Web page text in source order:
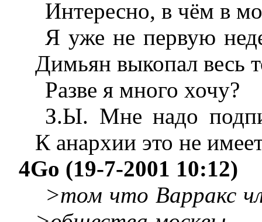
Интересно, в чём в
Я уже не первую
Димьян выкопал весь
Разве я много хочу?
З.Ы. Мне надо
К анархии это не
4Go (19-7-2001 10:12)
>том что Варракс